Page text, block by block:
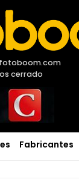
cerrado
Fabricantes